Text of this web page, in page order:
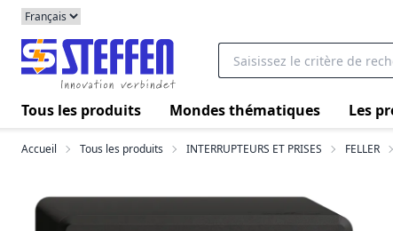
Tous les produits Mondes thématiques Les
Accueil Tous les produits INTERRUPTEURS ET PRISES FELLER